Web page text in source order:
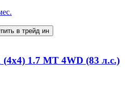
в трейд ин
1.7 MT 4WD (83 л.с.)